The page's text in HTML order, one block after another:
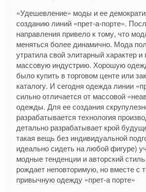
«Удешевление» моды и ее
созданию линий «прет-а-порте».
направления привело к тому, что
меняться более динамично. Мода
утратила свой элитарный характер и
массовую индустрию. Хорошую
было купить в торговом центе или
каталогу. И сегодня одежда линии
сильно отличается от массовой
одежды. Для ее создания
разрабатывается технология
детально разрабатывает крой
такая вещь без индивидуальной
идеально сидеть на любой фигуре)
модные тенденции и авторский
рождает неповторимую, но вместе с
привычную одежду «прет-а порте»